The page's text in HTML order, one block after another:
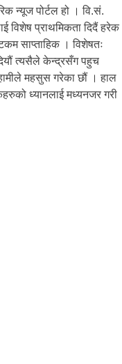
न्यूज पोर्टल हो । वि.सं.
विशेष प्राथमिकता दिदैं हरेक
साप्ताहिक । विशेषतः
त्यसैले केन्द्रसँग पहुच
महसुस गरेका छौं । हाल
ध्यानलाई मध्यनजर गरी